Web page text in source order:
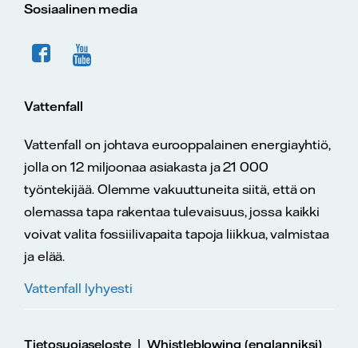
Sosiaalinen media
Vattenfall
Vattenfall on johtava eurooppalainen energiayhtiö,
jolla on 12 miljoonaa asiakasta ja 21 000
työntekijää. Olemme vakuuttuneita siitä, että on
olemassa tapa rakentaa tulevaisuus, jossa kaikki
voivat valita fossiilivapaita tapoja liikkua, valmistaa
ja elää.
Vattenfall lyhyesti
Tietosuojaseloste | Whistleblowing (englanniksi)